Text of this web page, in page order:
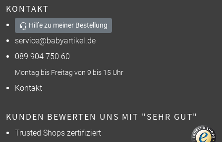
KONTAKT
Hilfe zu meiner Bestellung
service@babyartikel.de
089 904 750 60
Montag bis Freitag von 9 bis 15 Uhr
Kontakt
KUNDEN BEWERTEN UNS MIT "SEHR GUT"
Trusted Shops zertifiziert